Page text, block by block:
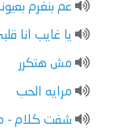
عم بنغرم
يا غايب انا
مش هتكرر
مرايه الحب
شفت كلام -